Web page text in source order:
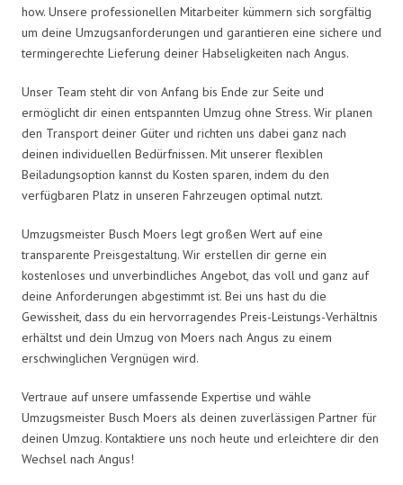
how. Unsere professionellen Mitarbeiter kümmern sich sorgfältig
um deine Umzugsanforderungen und garantieren eine sichere und
termingerechte Lieferung deiner Habseligkeiten nach Angus.
Unser Team steht dir von Anfang bis Ende zur Seite und
ermöglicht dir einen entspannten Umzug ohne Stress. Wir planen
den Transport deiner Güter und richten uns dabei ganz nach
deinen individuellen Bedürfnissen. Mit unserer flexiblen
Beiladungsoption kannst du Kosten sparen, indem du den
verfügbaren Platz in unseren Fahrzeugen optimal nutzt.
Umzugsmeister Busch Moers legt großen Wert auf eine
transparente Preisgestaltung. Wir erstellen dir gerne ein
kostenloses und unverbindliches Angebot, das voll und ganz auf
deine Anforderungen abgestimmt ist. Bei uns hast du die
Gewissheit, dass du ein hervorragendes Preis-Leistungs-Verhältnis
erhältst und dein Umzug von Moers nach Angus zu einem
erschwinglichen Vergnügen wird.
Vertraue auf unsere umfassende Expertise und wähle
Umzugsmeister Busch Moers als deinen zuverlässigen Partner für
deinen Umzug. Kontaktiere uns noch heute und erleichtere dir den
Wechsel nach Angus!